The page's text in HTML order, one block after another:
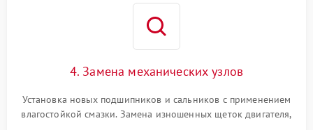
4. Замена механических узлов
Установка новых подшипников и сальников с применением
влагостойкой смазки. Замена изношенных щеток двигателя,